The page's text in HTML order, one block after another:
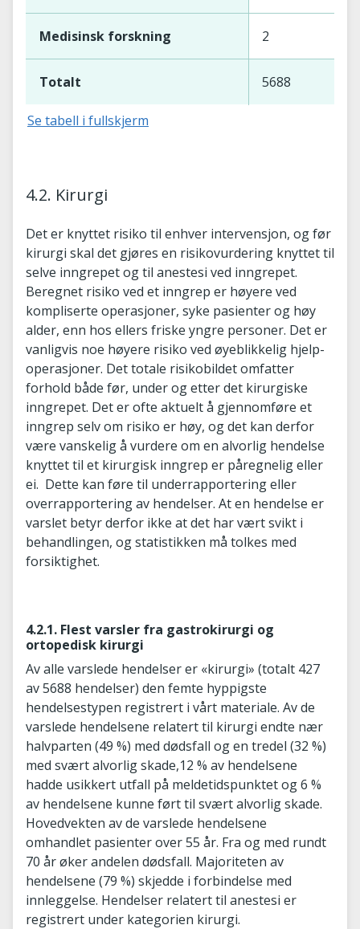
Medisinsk forskning 2
Totalt 5688
Se tabell i fullskjerm
4.2. Kirurgi
Det er knyttet risiko til enhver intervensjon, og før
kirurgi skal det gjøres en risikovurdering knyttet til
selve inngrepet og til anestesi ved inngrepet.
Beregnet risiko ved et inngrep er høyere ved
kompliserte operasjoner, syke pasienter og høy
alder, enn hos ellers friske yngre personer. Det er
vanligvis noe høyere risiko ved øyeblikkelig hjelp-
operasjoner. Det totale risikobildet omfatter
forhold både før, under og etter det kirurgiske
inngrepet. Det er ofte aktuelt å gjennomføre et
inngrep selv om risiko er høy, og det kan derfor
være vanskelig å vurdere om en alvorlig hendelse
knyttet til et kirurgisk inngrep er påregnelig eller
ei. Dette kan føre til underrapportering eller
overrapportering av hendelser. At en hendelse er
varslet betyr derfor ikke at det har vært svikt i
behandlingen, og statistikken må tolkes med
forsiktighet.
4.2.1. Flest varsler fra gastrokirurgi og
ortopedisk kirurgi
Av alle varslede hendelser er «kirurgi» (totalt 427
av 5688 hendelser) den femte hyppigste
hendelsestypen registrert i vårt materiale. Av de
varslede hendelsene relatert til kirurgi endte nær
halvparten (49 %) med dødsfall og en tredel (32 %)
med svært alvorlig skade,12 % av hendelsene
hadde usikkert utfall på meldetidspunktet og 6 %
av hendelsene kunne ført til svært alvorlig skade.
Hovedvekten av de varslede hendelsene
omhandlet pasienter over 55 år. Fra og med rundt
70 år øker andelen dødsfall. Majoriteten av
hendelsene (79 %) skjedde i forbindelse med
innleggelse. Hendelser relatert til anestesi er
registrert under kategorien kirurgi.